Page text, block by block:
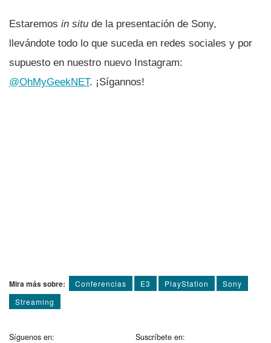
Estaremos in situ de la presentación de Sony,
llevándote todo lo que suceda en redes sociales y por
supuesto en nuestro nuevo Instagram:
@OhMyGeekNET. ¡Sí­gannos!
Mira más sobre: Conferencias E3 PlayStation
Sony
Streaming
Síguenos en: Suscríbete en: